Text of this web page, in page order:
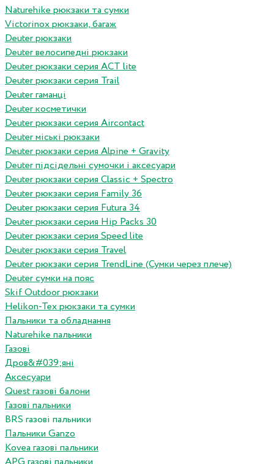
Naturehike рюкзаки та сумки
Victorinox рюкзаки, багаж
Deuter рюкзаки
Deuter велосипедні рюкзаки
Deuter рюкзаки серия ACT lite
Deuter рюкзаки серия Trail
Deuter гаманці
Deuter косметички
Deuter рюкзаки серия Aircontact
Deuter міські рюкзаки
Deuter рюкзаки серия Alpine + Gravity
Deuter підсідельні сумочки і аксесуари
Deuter рюкзаки серия Classic + Spectro
Deuter рюкзаки серия Family 36
Deuter рюкзаки серия Futura 34
Deuter рюкзаки серия Hip Packs 30
Deuter рюкзаки серия Speed lite
Deuter рюкзаки серия Travel
Deuter рюкзаки серия TrendLine (Сумки через плече)
Deuter сумки на пояс
Skif Outdoor рюкзаки
Helikon-Tex рюкзаки та сумки
Пальники та обладнання
Naturehike пальники
Газові
Дров&#039;яні
Аксесуари
Quest газові балони
Газові пальники
BRS газові пальники
Пальники Ganzo
Kovea газові пальники